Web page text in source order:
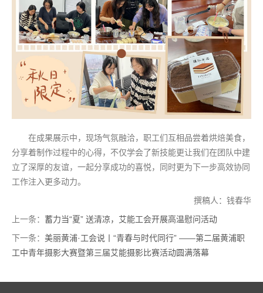
在成果展示中，现场气氛融洽，职工们互相品尝着烘焙美食，
分享着制作过程中的心得，不仅学会了新技能更让我们在团队中建
立了深厚的友谊，一起分享成功的喜悦，同时更为下一步高效协同
工作注入更多动力。
撰稿人：钱春华
上一条： 蓄力当“夏” 送清凉，艾能工会开展高温慰问活动
下一条： 美丽黄浦·工会说丨“青春与时代同行” ——第二届黄浦职
工中青年摄影大赛暨第三届艾能摄影比赛活动圆满落幕